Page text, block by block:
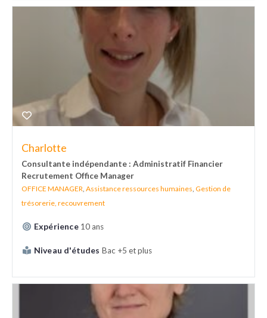
Charlotte
Consultante indépendante : Administratif Financier
Recrutement Office Manager
OFFICE MANAGER Assistance ressources humaines Gestion de
trésorerie, recouvrement
Expérience 10 ans
Niveau d'études Bac +5 et plus